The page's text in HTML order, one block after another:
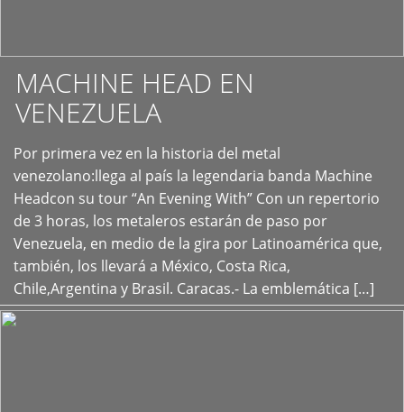
MACHINE HEAD EN
VENEZUELA
Por primera vez en la historia del metal
venezolano:llega al país la legendaria banda Machine
Headcon su tour “An Evening With” Con un repertorio
de 3 horas, los metaleros estarán de paso por
Venezuela, en medio de la gira por Latinoamérica que,
también, los llevará a México, Costa Rica,
Chile,Argentina y Brasil. Caracas.- La emblemática […]
+